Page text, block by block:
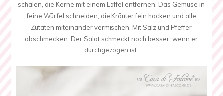
schälen, die Kerne mit einem Löffel entfernen. Das Gemüse in
feine Würfel schneiden, die Kräuter fein hacken und alle
Zutaten miteinander vermischen. Mit Salz und Pfeffer
abschmecken. Der Salat schmeckt noch besser, wenn er
durchgezogen ist.